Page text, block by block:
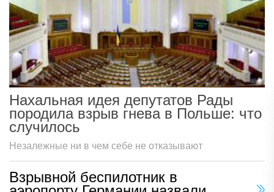
Нахальная идея депутатов Рады
породила взрыв гнева в Польше: что
случилось
Незалежные ни в чем себе не отказывают
Взрывной беспилотник в